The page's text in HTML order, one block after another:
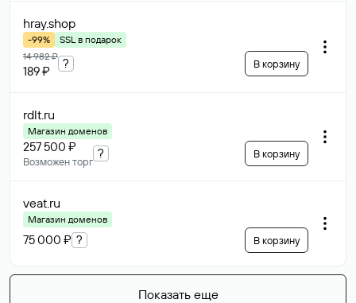
hray.shop
-99%
SSL в подарок
14 982 ₽
189 ₽
? В корзину
rdlt.ru
Магазин доменов
257 500 ₽
Возможен торг
? В корзину
veat.ru
Магазин доменов
75 000 ₽ ? В корзину
Показать еще